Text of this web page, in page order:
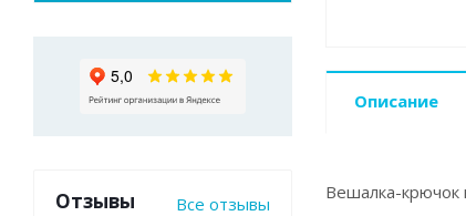
Описание
Вешалка-крючок
Отзывы Все отзывы